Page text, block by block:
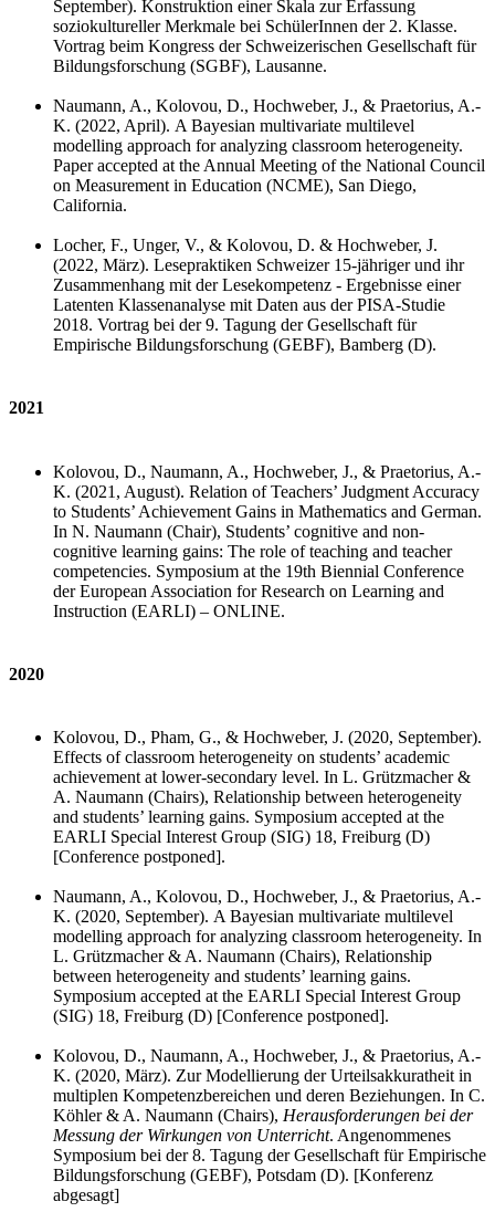
September). Konstruktion einer Skala zur Erfassung
soziokultureller Merkmale bei SchülerInnen der 2. Klasse.
Vortrag beim Kongress der Schweizerischen Gesellschaft für
Bildungsforschung (SGBF), Lausanne.
Naumann, A., Kolovou, D., Hochweber, J., & Praetorius, A.-
K. (2022, April). A Bayesian multivariate multilevel
modelling approach for analyzing classroom heterogeneity.
Paper accepted at the Annual Meeting of the National Council
on Measurement in Education (NCME), San Diego,
California.
Locher, F., Unger, V., & Kolovou, D. & Hochweber, J.
(2022, März). Lesepraktiken Schweizer 15-jähriger und ihr
Zusammenhang mit der Lesekompetenz - Ergebnisse einer
Latenten Klassenanalyse mit Daten aus der PISA-Studie
2018. Vortrag bei der 9. Tagung der Gesellschaft für
Empirische Bildungsforschung (GEBF), Bamberg (D).
2021
Kolovou, D., Naumann, A., Hochweber, J., & Praetorius, A.-
K. (2021, August). Relation of Teachers’ Judgment Accuracy
to Students’ Achievement Gains in Mathematics and German.
In N. Naumann (Chair), Students’ cognitive and non-
cognitive learning gains: The role of teaching and teacher
competencies. Symposium at the 19th Biennial Conference
der European Association for Research on Learning and
Instruction (EARLI) – ONLINE.
2020
Kolovou, D., Pham, G., & Hochweber, J. (2020, September).
Effects of classroom heterogeneity on students’ academic
achievement at lower-secondary level. In L. Grützmacher &
A. Naumann (Chairs), Relationship between heterogeneity
and students’ learning gains. Symposium accepted at the
EARLI Special Interest Group (SIG) 18, Freiburg (D)
[Conference postponed].
Naumann, A., Kolovou, D., Hochweber, J., & Praetorius, A.-
K. (2020, September). A Bayesian multivariate multilevel
modelling approach for analyzing classroom heterogeneity. In
L. Grützmacher & A. Naumann (Chairs), Relationship
between heterogeneity and students’ learning gains.
Symposium accepted at the EARLI Special Interest Group
(SIG) 18, Freiburg (D) [Conference postponed].
Kolovou, D., Naumann, A., Hochweber, J., & Praetorius, A.-
K. (2020, März). Zur Modellierung der Urteilsakkuratheit in
multiplen Kompetenzbereichen und deren Beziehungen. In C.
Köhler & A. Naumann (Chairs), Herausforderungen bei der
Messung der Wirkungen von Unterricht. Angenommenes
Symposium bei der 8. Tagung der Gesellschaft für Empirische
Bildungsforschung (GEBF), Potsdam (D). [Konferenz
abgesagt]